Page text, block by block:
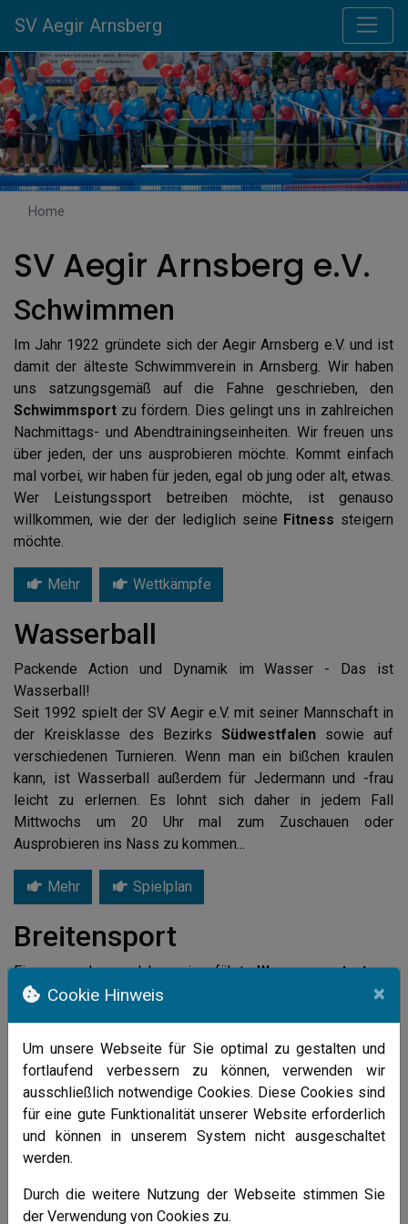
SV Aegir Arnsberg
Previous Next
Home
SV Aegir Arnsberg e.V.
Schwimmen
Im Jahr 1922 gründete sich der Aegir Arnsberg e.V. und ist
damit der älteste Schwimmverein in Arnsberg. Wir haben
uns satzungsgemäß auf die Fahne geschrieben, den
Schwimmsport zu fördern. Dies gelingt uns in zahlreichen
Nachmittags- und Abendtrainingseinheiten. Wir freuen uns
über jeden, der uns ausprobieren möchte. Kommt einfach
mal vorbei, wir haben für jeden, egal ob jung oder alt, etwas.
Wer Leistungssport betreiben möchte, ist genauso
willkommen, wie der der lediglich seine Fitness steigern
möchte.
Mehr Wettkämpfe
Wasserball
Packende Action und Dynamik im Wasser - Das ist
Wasserball!
Seit 1992 spielt der SV Aegir e.V. mit seiner Mannschaft in
der Kreisklasse des Bezirks Südwestfalen sowie auf
verschiedenen Turnieren. Wenn man ein bißchen kraulen
kann, ist Wasserball außerdem für Jedermann und -frau
leicht zu erlernen. Es lohnt sich daher in jedem Fall
Mittwochs um 20 Uhr mal zum Zuschauen oder
Ausprobieren ins Nass zu kommen...
Mehr Spielplan
Breitensport
Eine vor mehreren Jahren eingeführteWassersportartaus
Amerika, AQUAPOWER
, stellt eine flotte
verschiedenen Materialien durchgeführt, z.B. mit Hanteln,
Stäben, Schwimmbrettern, Bällen usw. - immer noch der
RENNER.
Durch die Auftriebskraft des Wassers ist eine besondere
Entlastung der Gelenke, Sehnen und Bänder gewährleistet,
so daß auch diejenigen teilnehmen können, die bereits mit
Gelenkerkrankungen oder dergleichen belastet sind. Im
Gegensatz hierzu bietet das Wasser außerdem durch
Cookie Hinweis ×
Um unsere Webseite für Sie optimal zu gestalten und
fortlaufend verbessern zu können, verwenden wir
ausschließlich notwendige Cookies. Diese Cookies sind
für eine gute Funktionalität unserer Website erforderlich
und können in unserem System nicht ausgeschaltet
werden.
Durch die weitere Nutzung der Webseite stimmen Sie
der Verwendung von Cookies zu.